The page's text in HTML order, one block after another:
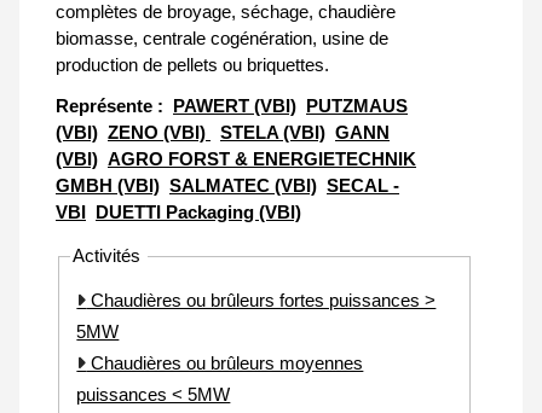
complètes de broyage, séchage, chaudière
biomasse, centrale cogénération, usine de
production de pellets ou briquettes.
Représente : PAWERT (VBI) PUTZMAUS
(VBI) ZENO (VBI) STELA (VBI) GANN
(VBI) AGRO FORST & ENERGIETECHNIK
GMBH (VBI) SALMATEC (VBI) SECAL -
VBI DUETTI Packaging (VBI)
Activités
Chaudières ou brûleurs fortes puissances >
5MW
Chaudières ou brûleurs moyennes
puissances < 5MW